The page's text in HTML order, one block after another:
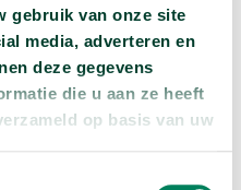
gebruik van onze site
media, adverteren en
deze gegevens
die u aan ze heeft
op basis van uw
en bsn-nummer waard?
Beluister deze podcast arrow_forward